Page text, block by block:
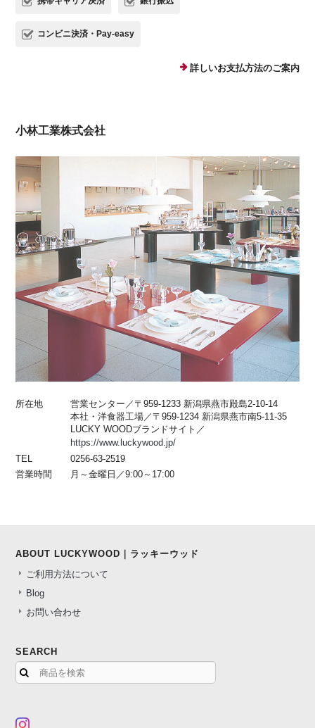
コンビニ決済・Pay-easy
詳しいお支払方法のご案内
小林工業株式会社
所在地
営業センター／〒959-1233 新潟県燕市殿島2-10-14
本社・洋食器工場／〒959-1234 新潟県燕市南5-11-35
LUCKY WOODブランドサイト／
https://www.luckywood.jp/
TEL
0256-63-2519
営業時間
月～金曜日／9:00～17:00
ABOUT LUCKYWOOD｜ラッキーウッド
ご利用方法について
Blog
お問い合わせ
SEARCH